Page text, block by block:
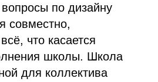
по дизайну
совместно,
что касается
школы. Школа
для коллектива